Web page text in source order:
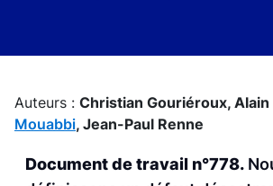
Auteurs : Christian Gouriéroux,
Mouabbi, Jean-Paul Renne
Document de travail n°778.